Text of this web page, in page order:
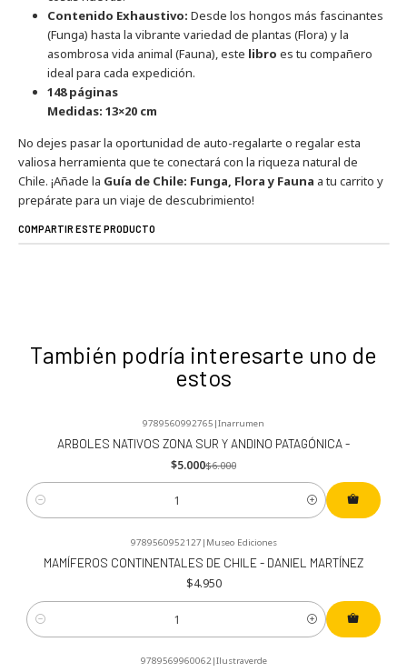
Contenido Exhaustivo: Desde los hongos más fascinantes
(Funga) hasta la vibrante variedad de plantas (Flora) y la
asombrosa vida animal (Fauna), este libro es tu compañero
ideal para cada expedición.
148 páginas
Medidas: 13×20 cm
No dejes pasar la oportunidad de auto-regalarte o regalar esta
valiosa herramienta que te conectará con la riqueza natural de
Chile. ¡Añade la Guía de Chile: Funga, Flora y Fauna a tu carrito y
prepárate para un viaje de descubrimiento!
COMPARTIR ESTE PRODUCTO
También podría interesarte uno de
estos
-17%OFF
9789560992765 |Inarrumen
ARBOLES NATIVOS ZONA SUR Y ANDINO PATAGÓNICA -
$5.000$6.000
Cantidad
9789560952127 | Museo Ediciones
MAMÍFEROS CONTINENTALES DE CHILE - DANIEL MARTÍNEZ
$4.950
Cantidad
9789569960062|Ilustraverde